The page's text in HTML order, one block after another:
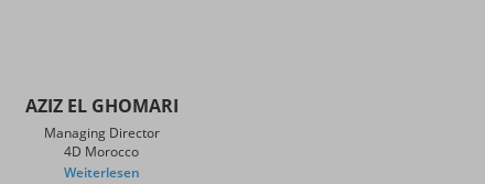
AZIZ EL GHOMARI
Managing Director
4D Morocco
Weiterlesen